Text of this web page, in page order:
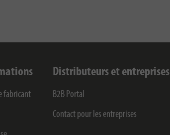
fabricant
Distributeurs et entreprises
B2B Portal
Contact pour les entreprises